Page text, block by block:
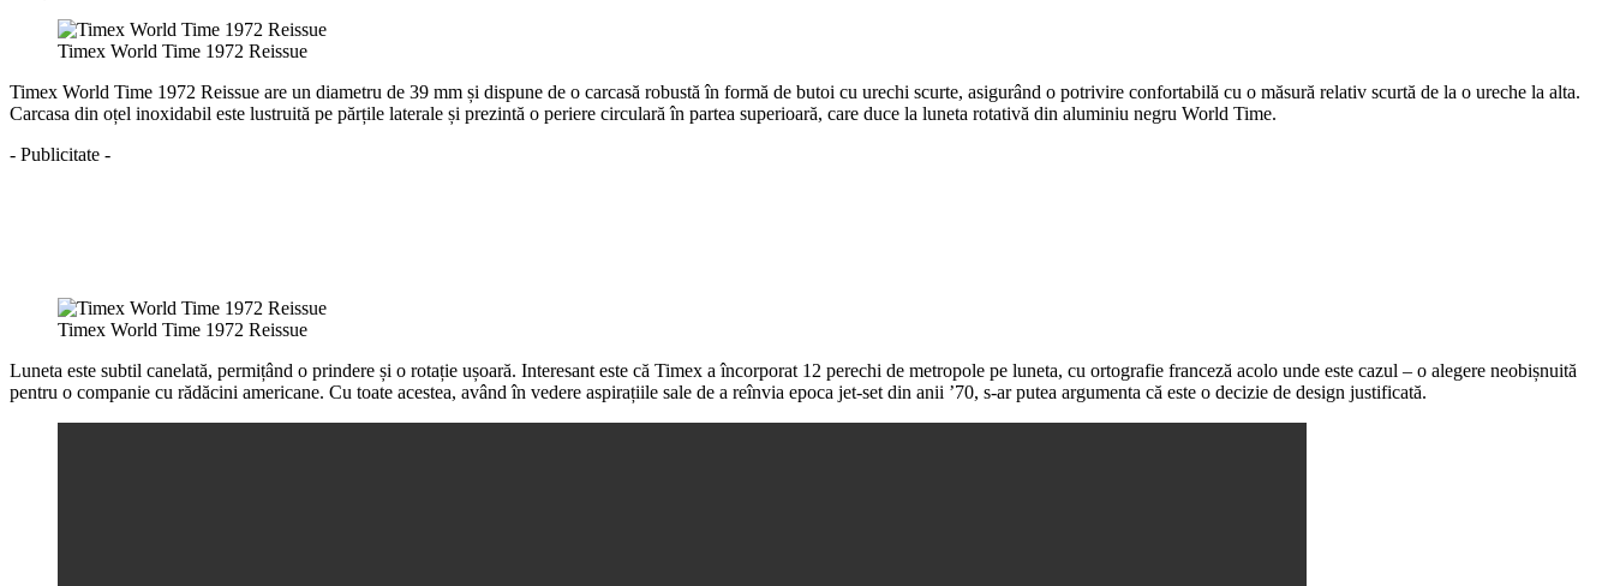
Timex World Time 1972 Reissue
Timex World Time 1972 Reissue are un diametru de 39 mm și dispune de o carcasă robustă în formă de butoi cu urechi scurte, asigurând o potrivire confortabilă cu o măsură relativ scurtă de la o ureche la alta.
Carcasa din oțel inoxidabil este lustruită pe părțile laterale și prezintă o periere circulară în partea superioară, care duce la luneta rotativă din aluminiu negru World Time.
- Publicitate -
Timex World Time 1972 Reissue
Luneta este subtil canelată, permițând o prindere și o rotație ușoară. Interesant este că Timex a încorporat 12 perechi de metropole pe luneta, cu ortografie franceză acolo unde este cazul – o alegere neobișnuită
pentru o companie cu rădăcini americane. Cu toate acestea, având în vedere aspirațiile sale de a reînvia epoca jet-set din anii ’70, s-ar putea argumenta că este o decizie de design justificată.